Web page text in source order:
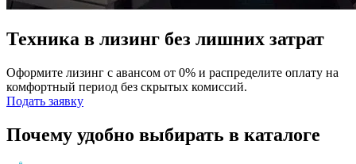
Техника в лизинг без лишних затрат
Оформите лизинг с авансом от 0% и распределите оплату на
комфортный период без скрытых комиссий.
Подать заявку
Почему удобно выбирать в каталоге